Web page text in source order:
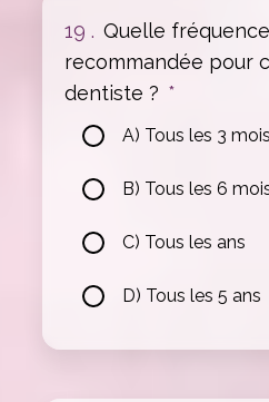
19 . Quelle
recommandée pour
dentiste ? *
A) Tous les 3 mois
B) Tous les 6
C) Tous les ans
D) Tous les 5 ans